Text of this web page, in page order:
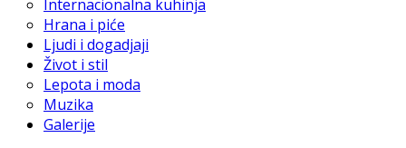
Internacionalna kuhinja
Hrana i piće
Ljudi i dogadjaji
Život i stil
Lepota i moda
Muzika
Galerije